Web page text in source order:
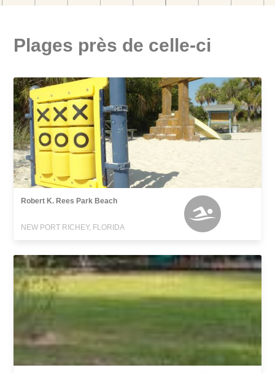
Plages près de celle-ci
Robert K. Rees Park Beach
NEW PORT RICHEY, FLORIDA